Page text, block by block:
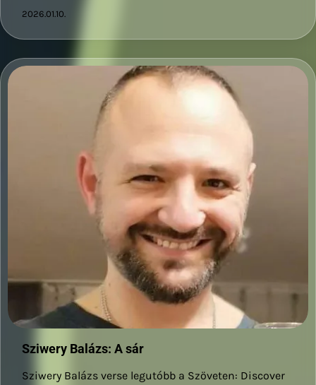
2026.01.10.
Sziwery Balázs: A sár
Sziwery Balázs verse legutóbb a Szöveten: Discover